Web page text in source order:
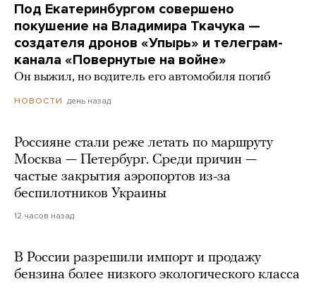
Под Екатеринбургом совершено
покушение на Владимира Ткачука —
создателя дронов «Упырь» и телеграм-
канала «Повернутые на войне»
Он выжил, но водитель его автомобиля погиб
НОВОСТИ день назад
Россияне стали реже летать по маршруту
Москва — Петербург. Среди причин —
частые закрытия аэропортов из-за
беспилотников Украины
12 часов назад
В России разрешили импорт и продажу
бензина более низкого экологического класса